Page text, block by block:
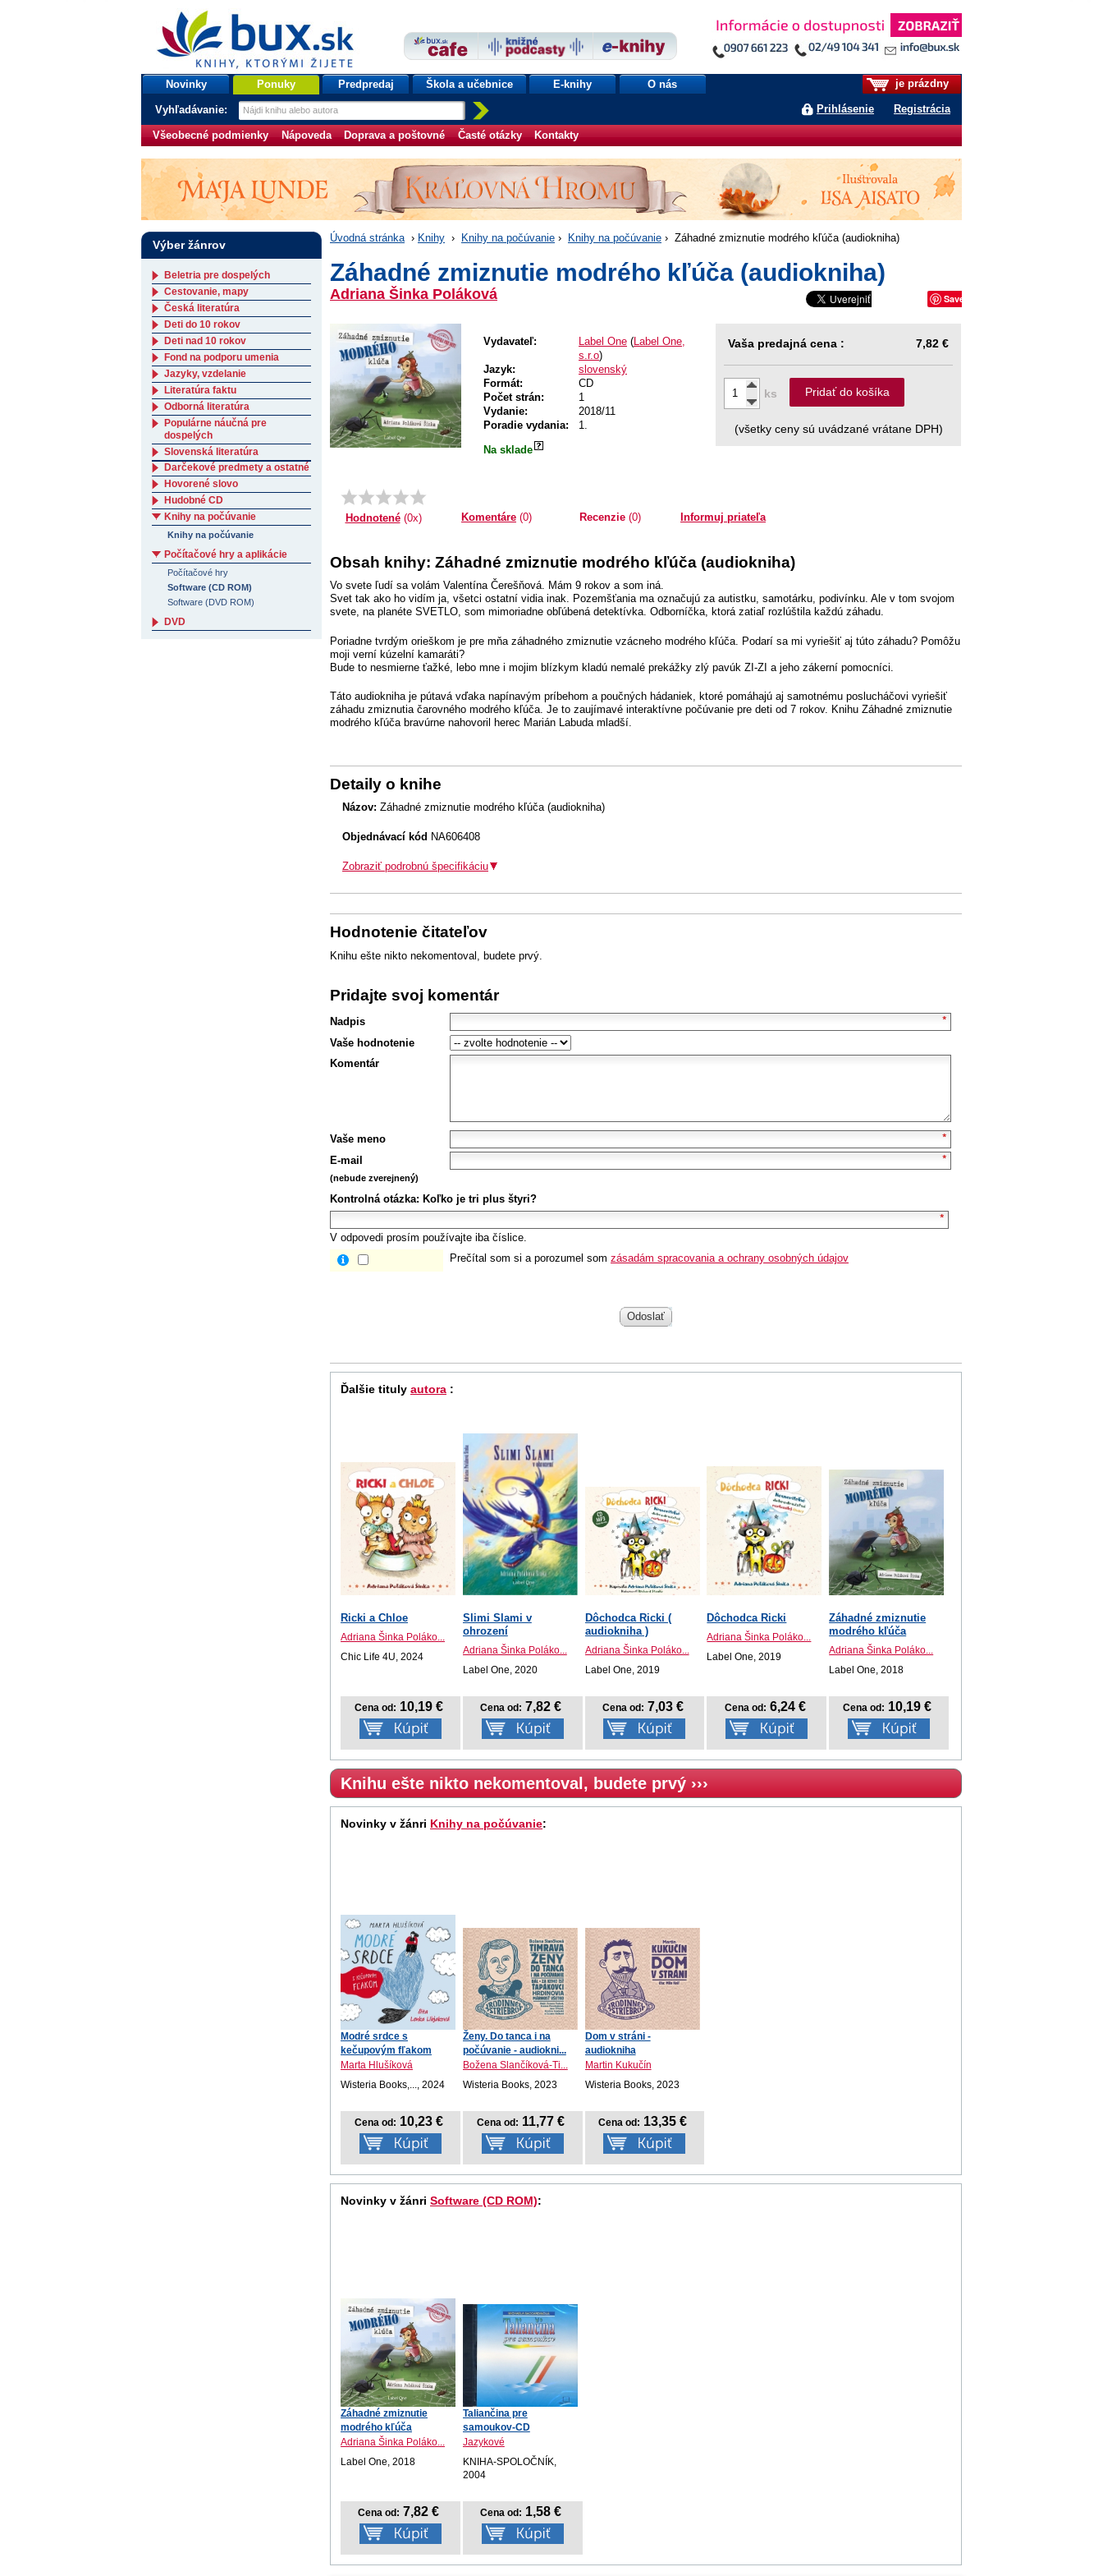
bux.sk
knihy, ktorými žijete
Úvodná stránka
je prázdny
Prihlásenie Registrácia
Novinky Ponuky Predpredaj Škola a učebnice E-knihy O nás
Vyhľadávanie:
Všeobecné podmienky Nápoveda Doprava a poštovné Časté otázky Kontakty
Úvodná stránka › Knihy › Knihy na počúvanie › Knihy na počúvanie › Záhadné zmiznutie modrého kľúča (audiokniha)
Záhadné zmiznutie modrého kľúča (audiokniha)
Adriana Šinka Poláková Save
Vydavateľ: Label One (Label One,
s.r.o)
Jazyk:
slovenský
Formát:
CD
Počet strán:
1
Vydanie:
2018/11
Poradie vydania:
1.
Na sklade
Vaša predajná cena : 7,82 €
ks Pridať do košíka
(všetky ceny sú uvádzané vrátane DPH)
Hodnotené(0x) Komentáre (0) Recenzie(0) Informuj priateľa
Obsah knihy: Záhadné zmiznutie modrého kľúča (audiokniha)
Vo svete ľudí sa volám Valentína Čerešňová. Mám 9 rokov a som iná.
Svet tak ako ho vidím ja, všetci ostatní vidia inak. Pozemšťania ma označujú za autistku, samotárku, podivínku. Ale v tom svojom
svete, na planéte SVETLO, som mimoriadne obľúbená detektívka. Odborníčka, ktorá zatiaľ rozlúštila každú záhadu.
Poriadne tvrdým orieškom je pre mňa záhadného zmiznutie vzácneho modrého kľúča. Podarí sa mi vyriešiť aj túto záhadu? Pomôžu
moji verní kúzelní kamaráti?
Bude to nesmierne ťažké, lebo mne i mojim blízkym kladú nemalé prekážky zlý pavúk ZI-ZI a jeho zákerní pomocníci.
Táto audiokniha je pútavá vďaka napínavým príbehom a poučných hádaniek, ktoré pomáhajú aj samotnému poslucháčovi vyriešiť
záhadu zmiznutia čarovného modrého kľúča. Je to zaujímavé interaktívne počúvanie pre deti od 7 rokov. Knihu Záhadné zmiznutie
modrého kľúča bravúrne nahovoril herec Marián Labuda mladší.
Detaily o knihe
Názov: Záhadné zmiznutie modrého kľúča (audiokniha)
Objednávací kód NA606408
Zobraziť podrobnú špecifikáciu
Hodnotenie čitateľov
Knihu ešte nikto nekomentoval, budete prvý.
Pridajte svoj komentár
Nadpis
Vaše hodnotenie
Komentár
Vaše meno
E-mail
(nebude zverejnený)
Kontrolná otázka: Koľko je tri plus štyri?
V odpovedi prosím používajte iba číslice.
Prečítal som si a porozumel som zásadám spracovania a ochrany osobných údajov
Odoslať
Ďalšie tituly autora :
Ricki a Chloe
Adriana Šinka Poláko...
Chic Life 4U, 2024
Cena od: 10,19 €
Slimi Slami v
ohrození
Adriana Šinka Poláko...
Label One, 2020
Cena od: 7,82 €
Dôchodca Ricki (
audiokniha )
Adriana Šinka Poláko...
Label One, 2019
Cena od: 7,03 €
Dôchodca Ricki
Adriana Šinka Poláko...
Label One, 2019
Cena od: 6,24 €
Záhadné zmiznutie
modrého kľúča
Adriana Šinka Poláko...
Label One, 2018
Cena od: 10,19 €
Knihu ešte nikto nekomentoval, budete prvý ›››
Novinky v žánri Knihy na počúvanie:
Modré srdce s
kečupovým fľakom
Marta Hlušíková
Wisteria Books,..., 2024
Cena od: 10,23 €
Ženy. Do tanca i na
počúvanie - audiokni...
Božena Slančíková-Ti...
Wisteria Books, 2023
Cena od: 11,77 €
Dom v stráni -
audiokniha
Martin Kukučín
Wisteria Books, 2023
Cena od: 13,35 €
Novinky v žánri Software (CD ROM):
Záhadné zmiznutie
modrého kľúča
(audiokn...
Adriana Šinka Poláko...
Label One, 2018
Cena od: 7,82 €
Taliančina pre
samoukov-CD
Jazykové
KNIHA-SPOLOČNÍK,
2004
Cena od: 1,58 €
Výber žánrov
Beletria pre dospelých
Cestovanie, mapy
Česká literatúra
Deti do 10 rokov
Deti nad 10 rokov
Fond na podporu umenia
Jazyky, vzdelanie
Literatúra faktu
Odborná literatúra
Populárne náučná pre
dospelých
Slovenská literatúra
Darčekové predmety a ostatné
Hovorené slovo
Hudobné CD
Knihy na počúvanie
Knihy na počúvanie
Počítačové hry a aplikácie
Počítačové hry
Software (CD ROM)
Software (DVD ROM)
DVD